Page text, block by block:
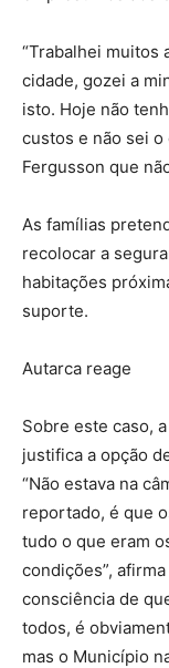
“Trabalhei muitos
cidade, gozei a
isto. Hoje não
custos e não sei o
Fergusson que
As famílias
recolocar a
habitações
suporte.
Autarca reage
Sobre este caso,
justifica a opção
“Não estava na
reportado, é que
tudo o que eram
condições”,
consciência de
todos, é
mas o Município